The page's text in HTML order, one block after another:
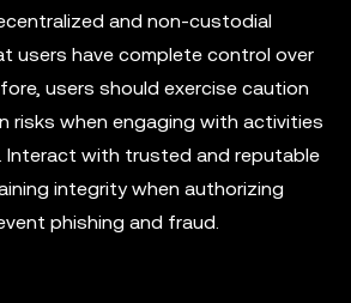
and non-custodial
users have complete control over
users should exercise caution
risks when engaging with activities
Interact with trusted and reputable
integrity when authorizing
phishing and fraud.